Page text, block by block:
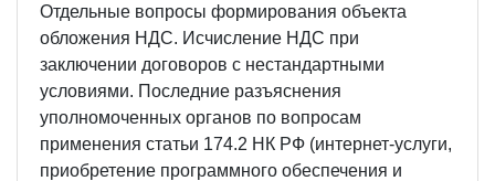
Отдельные вопросы формирования объекта
обложения НДС. Исчисление НДС при
заключении договоров с нестандартными
условиями. Последние разъяснения
уполномоченных органов по вопросам
применения статьи 174.2 НК РФ (интернет-услуги,
приобретение программного обеспечения и